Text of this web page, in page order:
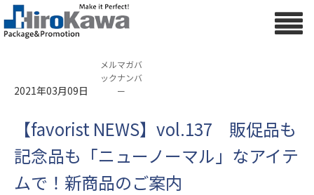
2021年03月09日
メルマガバ
ックナンバ
ー
【favorist NEWS】vol.137 販促品も
記念品も「ニューノーマル」なアイテ
ムで！新商品のご案内